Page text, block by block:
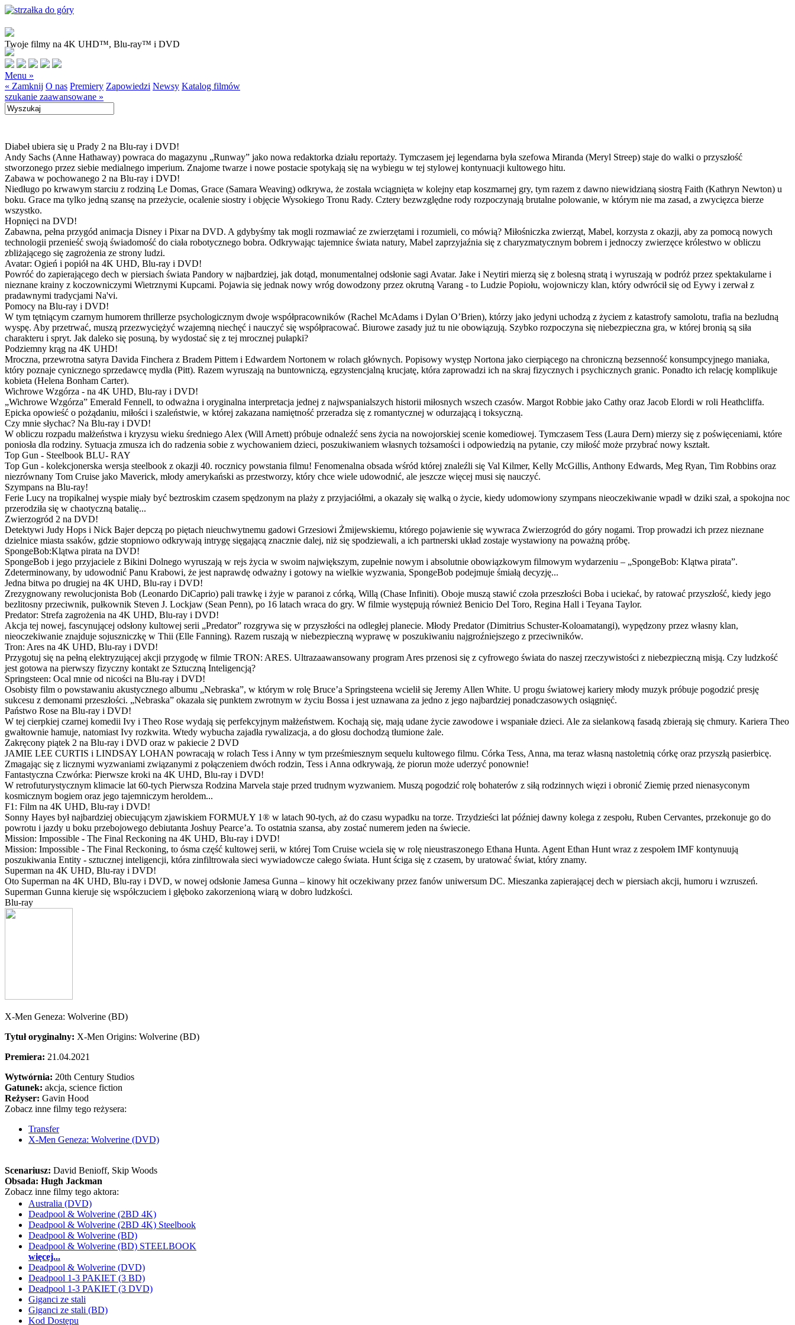
Twoje filmy na 4K UHD™, Blu-ray™ i DVD
Menu »
« Zamknij O nas Premiery Zapowiedzi Newsy Katalog filmów
szukanie zaawansowane »
Diabeł ubiera się u Prady 2 na Blu-ray i DVD!
Andy Sachs (Anne Hathaway) powraca do magazynu „Runway” jako nowa redaktorka działu reportaży. Tymczasem jej legendarna była szefowa Miranda (Meryl Streep) staje do walki o przyszłość
stworzonego przez siebie medialnego imperium. Znajome twarze i nowe postacie spotykają się na wybiegu w tej stylowej kontynuacji kultowego hitu.
Zabawa w pochowanego 2 na Blu-ray i DVD!
Niedługo po krwawym starciu z rodziną Le Domas, Grace (Samara Weaving) odkrywa, że została wciągnięta w kolejny etap koszmarnej gry, tym razem z dawno niewidzianą siostrą Faith (Kathryn Newton) u
boku. Grace ma tylko jedną szansę na przeżycie, ocalenie siostry i objęcie Wysokiego Tronu Rady. Cztery bezwzględne rody rozpoczynają brutalne polowanie, w którym nie ma zasad, a zwycięzca bierze
wszystko.
Hopnięci na DVD!
Zabawna, pełna przygód animacja Disney i Pixar na DVD. A gdybyśmy tak mogli rozmawiać ze zwierzętami i rozumieli, co mówią? Miłośniczka zwierząt, Mabel, korzysta z okazji, aby za pomocą nowych
technologii przenieść swoją świadomość do ciała robotycznego bobra. Odkrywając tajemnice świata natury, Mabel zaprzyjaźnia się z charyzmatycznym bobrem i jednoczy zwierzęce królestwo w obliczu
zbliżającego się zagrożenia ze strony ludzi.
Avatar: Ogień i popiół na 4K UHD, Blu-ray i DVD!
Powróć do zapierającego dech w piersiach świata Pandory w najbardziej, jak dotąd, monumentalnej odsłonie sagi Avatar. Jake i Neytiri mierzą się z bolesną stratą i wyruszają w podróż przez spektakularne i
nieznane krainy z koczowniczymi Wietrznymi Kupcami. Pojawia się jednak nowy wróg dowodzony przez okrutną Varang - to Ludzie Popiołu, wojowniczy klan, który odwrócił się od Eywy i zerwał z
pradawnymi tradycjami Na'vi.
Pomocy na Blu-ray i DVD!
W tym tętniącym czarnym humorem thrillerze psychologicznym dwoje współpracowników (Rachel McAdams i Dylan O’Brien), którzy jako jedyni uchodzą z życiem z katastrofy samolotu, trafia na bezludną
wyspę. Aby przetrwać, muszą przezwyciężyć wzajemną niechęć i nauczyć się współpracować. Biurowe zasady już tu nie obowiązują. Szybko rozpoczyna się niebezpieczna gra, w której bronią są siła
charakteru i spryt. Jak daleko się posuną, by wydostać się z tej mrocznej pułapki?
Podziemny krąg na 4K UHD!
Mroczna, przewrotna satyra Davida Finchera z Bradem Pittem i Edwardem Nortonem w rolach głównych. Popisowy występ Nortona jako cierpiącego na chroniczną bezsenność konsumpcyjnego maniaka,
który poznaje cynicznego sprzedawcę mydła (Pitt). Razem wyruszają na buntowniczą, egzystencjalną krucjatę, która zaprowadzi ich na skraj fizycznych i psychicznych granic. Ponadto ich relację komplikuje
kobieta (Helena Bonham Carter).
Wichrowe Wzgórza - na 4K UHD, Blu-ray i DVD!
„Wichrowe Wzgórza” Emerald Fennell, to odważna i oryginalna interpretacja jednej z najwspanialszych historii miłosnych wszech czasów. Margot Robbie jako Cathy oraz Jacob Elordi w roli Heathcliffa.
Epicka opowieść o pożądaniu, miłości i szaleństwie, w której zakazana namiętność przeradza się z romantycznej w odurzającą i toksyczną.
Czy mnie słychac? Na Blu-ray i DVD!
W obliczu rozpadu małżeństwa i kryzysu wieku średniego Alex (Will Arnett) próbuje odnaleźć sens życia na nowojorskiej scenie komediowej. Tymczasem Tess (Laura Dern) mierzy się z poświęceniami, które
poniosła dla rodziny. Sytuacja zmusza ich do radzenia sobie z wychowaniem dzieci, poszukiwaniem własnych tożsamości i odpowiedzią na pytanie, czy miłość może przybrać nowy kształt.
Top Gun - Steelbook BLU- RAY
Top Gun - kolekcjonerska wersja steelbook z okazji 40. rocznicy powstania filmu! Fenomenalna obsada wśród której znaleźli się Val Kilmer, Kelly McGillis, Anthony Edwards, Meg Ryan, Tim Robbins oraz
niezrównany Tom Cruise jako Maverick, młody amerykański as przestworzy, który chce wiele udowodnić, ale jeszcze więcej musi się nauczyć.
Szympans na Blu-ray!
Ferie Lucy na tropikalnej wyspie miały być beztroskim czasem spędzonym na plaży z przyjaciółmi, a okazały się walką o życie, kiedy udomowiony szympans nieoczekiwanie wpadł w dziki szał, a spokojna noc
przerodziła się w chaotyczną batalię...
Zwierzogród 2 na DVD!
Detektywi Judy Hops i Nick Bajer depczą po piętach nieuchwytnemu gadowi Grzesiowi Żmijewskiemu, którego pojawienie się wywraca Zwierzogród do góry nogami. Trop prowadzi ich przez nieznane
dzielnice miasta ssaków, gdzie stopniowo odkrywają intrygę sięgającą znacznie dalej, niż się spodziewali, a ich partnerski układ zostaje wystawiony na poważną próbę.
SpongeBob:Klątwa pirata na DVD!
SpongeBob i jego przyjaciele z Bikini Dolnego wyruszają w rejs życia w swoim największym, zupełnie nowym i absolutnie obowiązkowym filmowym wydarzeniu – „SpongeBob: Klątwa pirata”.
Zdeterminowany, by udowodnić Panu Krabowi, że jest naprawdę odważny i gotowy na wielkie wyzwania, SpongeBob podejmuje śmiałą decyzję...
Jedna bitwa po drugiej na 4K UHD, Blu-ray i DVD!
Zrezygnowany rewolucjonista Bob (Leonardo DiCaprio) pali trawkę i żyje w paranoi z córką, Willą (Chase Infiniti). Oboje muszą stawić czoła przeszłości Boba i uciekać, by ratować przyszłość, kiedy jego
bezlitosny przeciwnik, pułkownik Steven J. Lockjaw (Sean Penn), po 16 latach wraca do gry. W filmie występują również Benicio Del Toro, Regina Hall i Teyana Taylor.
Predator: Strefa zagrożenia na 4K UHD, Blu-ray i DVD!
Akcja tej nowej, fascynującej odsłony kultowej serii „Predator” rozgrywa się w przyszłości na odległej planecie. Młody Predator (Dimitrius Schuster-Koloamatangi), wypędzony przez własny klan,
nieoczekiwanie znajduje sojuszniczkę w Thii (Elle Fanning). Razem ruszają w niebezpieczną wyprawę w poszukiwaniu najgroźniejszego z przeciwników.
Tron: Ares na 4K UHD, Blu-ray i DVD!
Przygotuj się na pełną elektryzującej akcji przygodę w filmie TRON: ARES. Ultrazaawansowany program Ares przenosi się z cyfrowego świata do naszej rzeczywistości z niebezpieczną misją. Czy ludzkość
jest gotowa na pierwszy fizyczny kontakt ze Sztuczną Inteligencją?
Springsteen: Ocal mnie od nicości na Blu-ray i DVD!
Osobisty film o powstawaniu akustycznego albumu „Nebraska”, w którym w rolę Bruce’a Springsteena wcielił się Jeremy Allen White. U progu światowej kariery młody muzyk próbuje pogodzić presję
sukcesu z demonami przeszłości. „Nebraska” okazała się punktem zwrotnym w życiu Bossa i jest uznawana za jedno z jego najbardziej ponadczasowych osiągnięć.
Państwo Rose na Blu-ray i DVD!
W tej cierpkiej czarnej komedii Ivy i Theo Rose wydają się perfekcyjnym małżeństwem. Kochają się, mają udane życie zawodowe i wspaniałe dzieci. Ale za sielankową fasadą zbierają się chmury. Kariera Theo
gwałtownie hamuje, natomiast Ivy rozkwita. Wtedy wybucha zajadła rywalizacja, a do głosu dochodzą tłumione żale.
Zakręcony piątek 2 na Blu-ray i DVD oraz w pakiecie 2 DVD
JAMIE LEE CURTIS i LINDSAY LOHAN powracają w rolach Tess i Anny w tym prześmiesznym sequelu kultowego filmu. Córka Tess, Anna, ma teraz własną nastoletnią córkę oraz przyszłą pasierbicę.
Zmagając się z licznymi wyzwaniami związanymi z połączeniem dwóch rodzin, Tess i Anna odkrywają, że piorun może uderzyć ponownie!
Fantastyczna Czwórka: Pierwsze kroki na 4K UHD, Blu-ray i DVD!
W retrofuturystycznym klimacie lat 60-tych Pierwsza Rodzina Marvela staje przed trudnym wyzwaniem. Muszą pogodzić rolę bohaterów z siłą rodzinnych więzi i obronić Ziemię przed nienasyconym
kosmicznym bogiem oraz jego tajemniczym heroldem...
F1: Film na 4K UHD, Blu-ray i DVD!
Sonny Hayes był najbardziej obiecującym zjawiskiem FORMUŁY 1® w latach 90-tych, aż do czasu wypadku na torze. Trzydzieści lat później dawny kolega z zespołu, Ruben Cervantes, przekonuje go do
powrotu i jazdy u boku przebojowego debiutanta Joshuy Pearce’a. To ostatnia szansa, aby zostać numerem jeden na świecie.
Mission: Impossible - The Final Reckoning na 4K UHD, Blu-ray i DVD!
Mission: Impossible - The Final Reckoning, to ósma część kultowej serii, w której Tom Cruise wciela się w rolę nieustraszonego Ethana Hunta. Agent Ethan Hunt wraz z zespołem IMF kontynuują
poszukiwania Entity - sztucznej inteligencji, która zinfiltrowała sieci wywiadowcze całego świata. Hunt ściga się z czasem, by uratować świat, który znamy.
Superman na 4K UHD, Blu-ray i DVD!
Oto Superman na 4K UHD, Blu-ray i DVD, w nowej odsłonie Jamesa Gunna – kinowy hit oczekiwany przez fanów uniwersum DC. Mieszanka zapierającej dech w piersiach akcji, humoru i wzruszeń.
Superman Gunna kieruje się współczuciem i głęboko zakorzenioną wiarą w dobro ludzkości.
Blu-ray
X-Men Geneza: Wolverine (BD)
Tytuł oryginalny: X-Men Origins: Wolverine (BD)
Premiera: 21.04.2021
Wytwórnia: 20th Century Studios
Gatunek: akcja, science fiction
Reżyser: Gavin Hood
Zobacz inne filmy tego reżysera:
Transfer
X-Men Geneza: Wolverine (DVD)
Scenariusz: David Benioff, Skip Woods
Obsada: Hugh Jackman
Zobacz inne filmy tego aktora:
Australia (DVD)
Deadpool & Wolverine (2BD 4K)
Deadpool & Wolverine (2BD 4K) Steelbook
Deadpool & Wolverine (BD)
Deadpool & Wolverine (BD) STEELBOOK
więcej...
Deadpool & Wolverine (DVD)
Deadpool 1-3 PAKIET (3 BD)
Deadpool 1-3 PAKIET (3 DVD)
Giganci ze stali
Giganci ze stali (BD)
Kod Dostępu